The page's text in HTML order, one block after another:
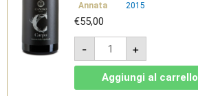
Annata
2015
€55,00
-
Corpo
2015
-
Amarone
della
Valpolicella
+
Aggiungi al carrello